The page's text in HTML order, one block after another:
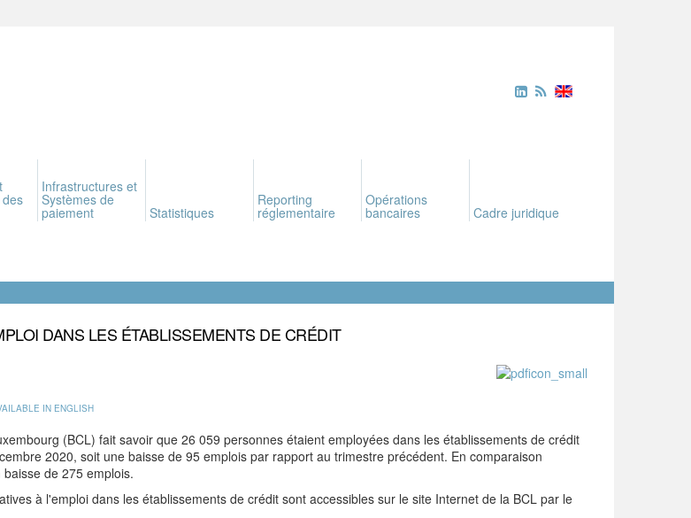
Infrastructures et
Systèmes de
paiement Statistiques
Reporting
réglementaire
Opérations
bancaires Cadre juridique
DANS LES ÉTABLISSEMENTS DE CRÉDIT
IN ENGLISH
(BCL) fait savoir que 26 059 personnes étaient employées dans les établissements de crédit
2020, soit une baisse de 95 emplois par rapport au trimestre précédent. En comparaison
de 275 emplois.
à l'emploi dans les établissements de crédit sont accessibles sur le site Internet de la BCL par le